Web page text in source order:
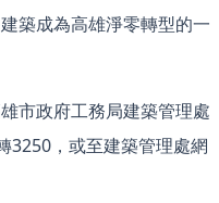
築成為高雄淨零轉型的一
市政府工務局建築管理處
3250，或至建築管理處網